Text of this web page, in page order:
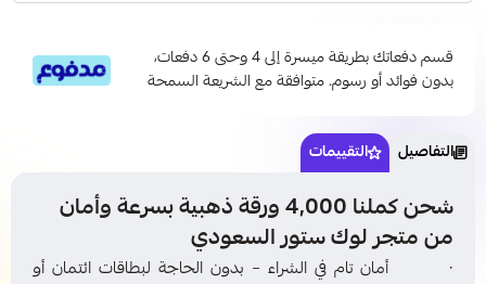
قسم دفعاتك بطريقة ميسرة إلى 4 وحتى 6 دفعات،
بدون فوائد أو رسوم. متوافقة مع الشريعة السمحة
التفاصيل التقييمات
شحن كملنا 4,000 ورقة ذهبية بسرعة وأمان
من متجر لوك ستور السعودي
· أمان تام في الشراء – بدون الحاجة لبطاقات ائتمان أو